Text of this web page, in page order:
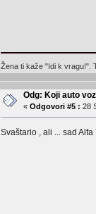
Žena ti kaže "Idi k vragu!".
Odg: Koji auto
«Odgovori #5 : 28
Svaštario , ali ... sad